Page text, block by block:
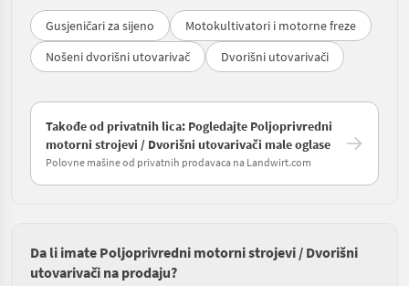
Gusjeničari za sijeno
Motokultivatori i motorne freze
Nošeni dvorišni utovarivač
Dvorišni utovarivači
Takođe od privatnih lica: Pogledajte Poljoprivredni
motorni strojevi / Dvorišni utovarivači male oglase
Polovne mašine od privatnih prodavaca na Landwirt.com
Da li imate Poljoprivredni motorni strojevi / Dvorišni
utovarivači na prodaju?